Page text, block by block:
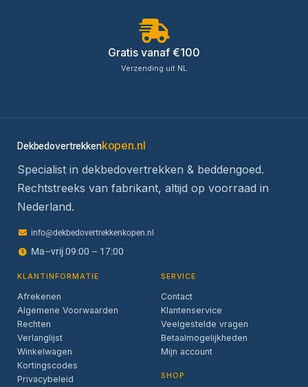
Gratis vanaf €100
Verzending uit NL
Dekbedovertrekkenkopen.nl
Specialist in dekbedovertrekken & beddengoed.
Rechtstreeks van fabrikant, altijd op voorraad in
Nederland.
info@dekbedovertrekkenkopen.nl
Ma–vrij 09:00 – 17:00
KLANTINFORMATIE
Afrekenen
Algemene Voorwaarden
Rechten
Verlanglijst
Winkelwagen
Kortingscodes
Privacybeleid
SERVICE
Contact
Klantenservice
Veelgestelde vragen
Betaalmogelijkheden
Mijn account
SHOP